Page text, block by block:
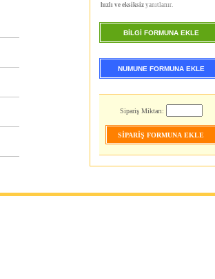
hızlı ve eksiksiz yanıtlanır.
BİLGİ FORMUNA EKLE
NUMUNE FORMUNA EKLE
Sipariş Miktarı: